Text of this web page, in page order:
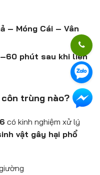
– Móng Cái – Vân
phút sau khi liên
côn trùng nào?
có kinh nghiệm xử lý
vật gây hại phổ